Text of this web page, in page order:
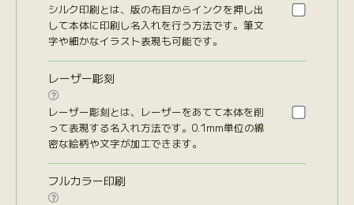
シルク印刷とは、版の布目からインクを押し出
して本体に印刷し名入れを行う方法です。筆文
字や細かなイラスト表現も可能です。
レーザー彫刻

レーザー彫刻とは、レーザーをあてて本体を削
って表現する名入れ方法です。0.1mm単位の綿
密な絵柄や文字が加工できます。
フルカラー印刷
